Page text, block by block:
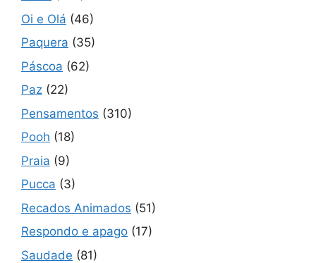
Oi e Olá (46)
Paquera (35)
Páscoa (62)
Paz (22)
Pensamentos (310)
Pooh (18)
Praia (9)
Pucca (3)
Recados Animados (51)
Respondo e apago (17)
Saudade (81)